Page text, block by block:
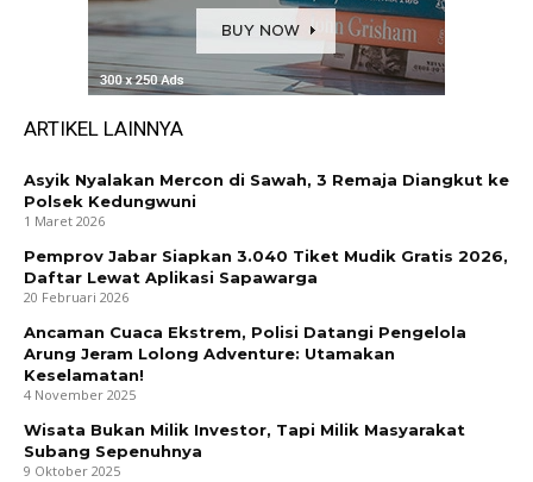
ARTIKEL LAINNYA
Asyik Nyalakan Mercon di Sawah, 3 Remaja Diangkut ke
Polsek Kedungwuni
1 Maret 2026
Pemprov Jabar Siapkan 3.040 Tiket Mudik Gratis 2026,
Daftar Lewat Aplikasi Sapawarga
20 Februari 2026
Ancaman Cuaca Ekstrem, Polisi Datangi Pengelola
Arung Jeram Lolong Adventure: Utamakan
Keselamatan!
4 November 2025
Wisata Bukan Milik Investor, Tapi Milik Masyarakat
Subang Sepenuhnya
9 Oktober 2025